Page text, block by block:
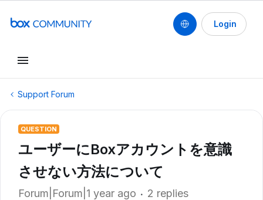
Login
Support Forum
QUESTION
ユーザーにBoxアカウントを意識
させない方法について
Forum|Forum|1 year ago 2 replies